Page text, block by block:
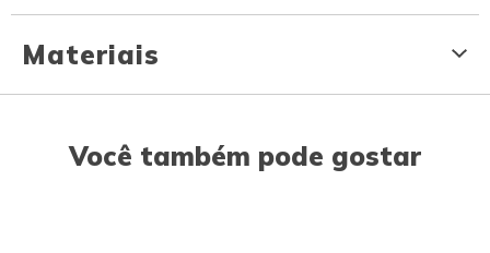
Materiais
Você também pode gostar